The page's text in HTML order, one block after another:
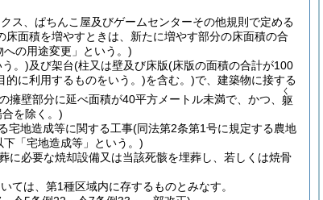
ス、ぱちんこ屋及びゲームセンターその他規則で定める
面積を増やすときは、新たに増やす部分の床面積の合
の用途変更」という。)
。)及び架台(柱又は壁及び床版(床版の面積の合計が100
的に利用するものをいう。)を含む。)で、建築物に接する
擁壁部分に延べ面積が40平方メートル未満で、かつ、 躯
く
を除く。)
宅地造成等に関する工事(同法第2条第1号に規定する農地
「宅地造成等」という。)
に必要な焼却設備又は当該死骸を埋葬し、若しくは焼骨
ては、第1種区域内に存するものとみなす。